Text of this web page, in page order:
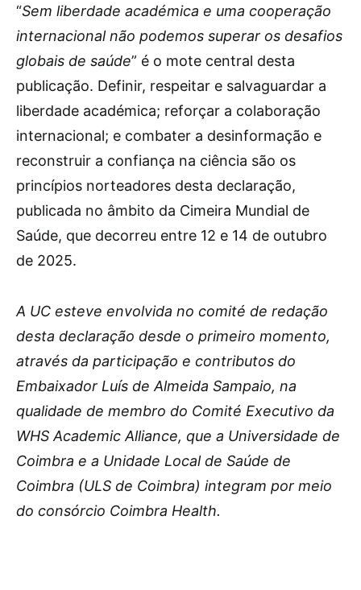
“Sem liberdade académica e uma cooperação
internacional não podemos superar os desafios
globais de saúde” é o mote central desta
publicação. Definir, respeitar e salvaguardar a
liberdade académica; reforçar a colaboração
internacional; e combater a desinformação e
reconstruir a confiança na ciência são os
princípios norteadores desta declaração,
publicada no âmbito da Cimeira Mundial de
Saúde, que decorreu entre 12 e 14 de outubro
de 2025.
A UC esteve envolvida no comité de redação
desta declaração desde o primeiro momento,
através da participação e contributos do
Embaixador Luís de Almeida Sampaio, na
qualidade de membro do Comité Executivo da
WHS Academic Alliance, que a Universidade de
Coimbra e a Unidade Local de Saúde de
Coimbra (ULS de Coimbra) integram por meio
do consórcio Coimbra Health.